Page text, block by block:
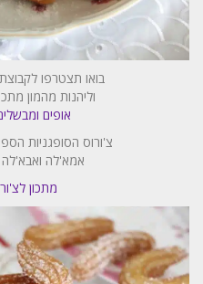
בואו תצטרפו
וליהנות מהמון
אופים
צ'ורוס הסופגניות
אמא'לה
מתכון